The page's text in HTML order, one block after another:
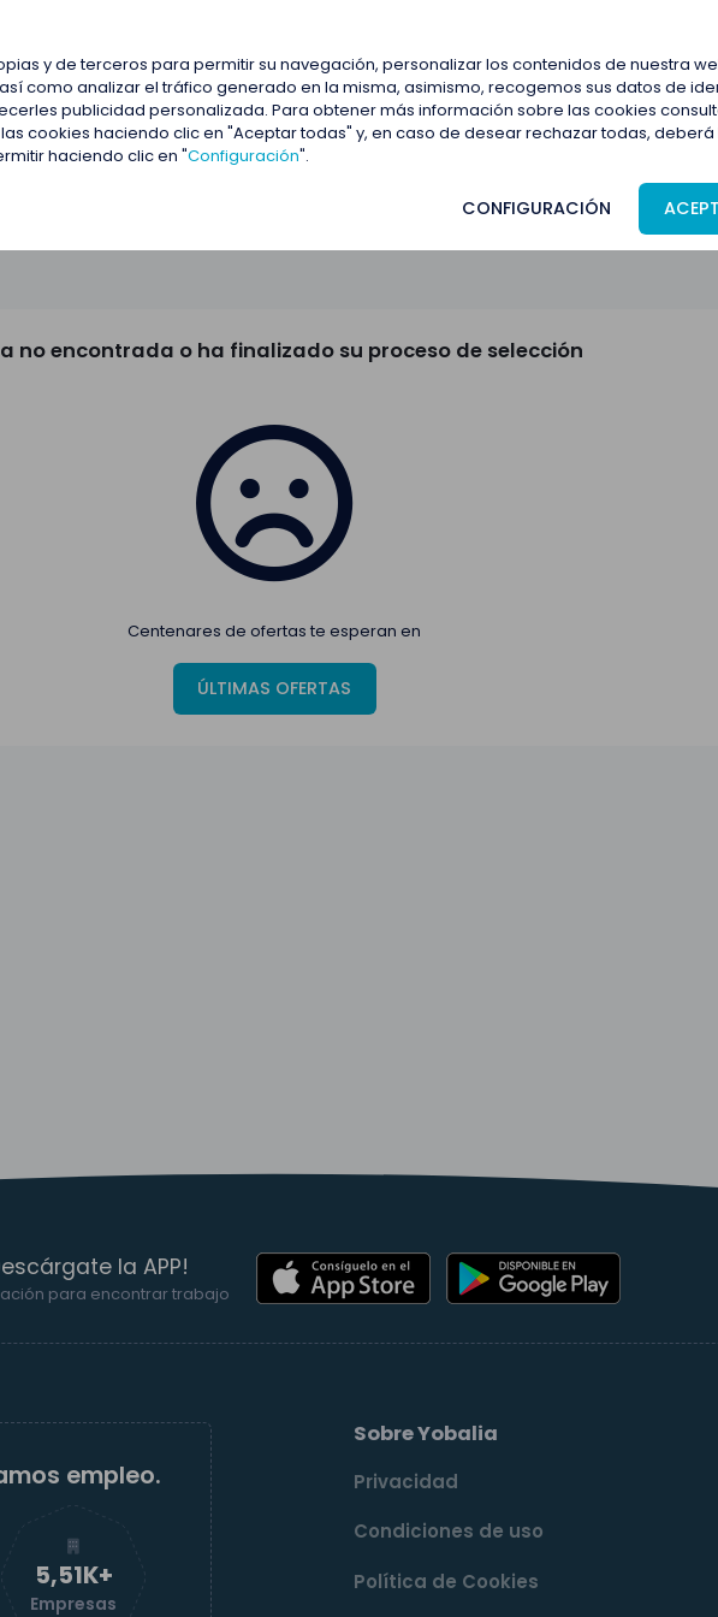
y de terceros para permitir su navegación, personalizar los contenidos de nuestra
como analizar el tráfico generado en la misma, asimismo, recogemos sus datos de
publicidad personalizada. Para obtener más información sobre las cookies
cookies haciendo clic en "Aceptar todas" y, en caso de desear rechazar todas,
haciendo clic en "Configuración".
CONFIGURACIÓN
no encontrada o ha finalizado su proceso de selección
Centenares de ofertas te esperan en
ÚLTIMAS OFERTAS
la APP!
para encontrar trabajo
empleo.
5,52K+
Empresas
Sobre Yobalia
Privacidad
Condiciones de uso
Política de Cookies